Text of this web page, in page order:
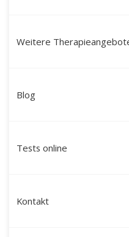
Weitere
Blog
Tests online
Kontakt